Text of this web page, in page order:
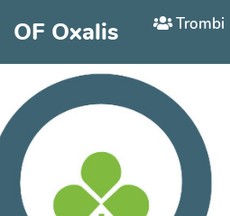
Aller au contenu principal
OF Oxalis Trombi